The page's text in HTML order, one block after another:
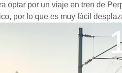
optar por un viaje en tren de
por lo que es muy fácil